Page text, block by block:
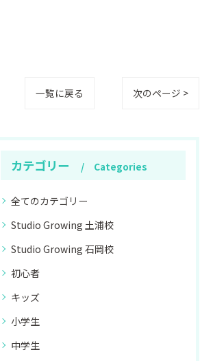
一覧に戻る 次のページ >
カテゴリー Categories
全てのカテゴリー
Studio Growing 土浦校
Studio Growing 石岡校
初心者
キッズ
小学生
中学生